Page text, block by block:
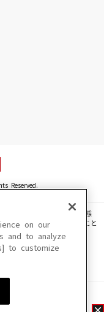
Reserved.
動画・音声等を、手段や形態
転載、ファイル化などすること
場合があります。
合があります。
on our
and to analyze
to customize